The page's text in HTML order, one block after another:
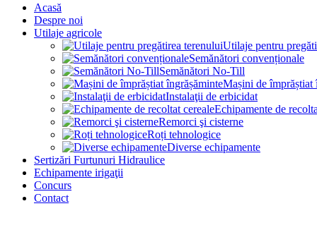
Acasă
Despre noi
Utilaje agricole
Utilaje pentru
Semănători convenționale
Semănători No-Till
Mașini de împrăștiat
Instalaţii de erbicidat
Echipamente de
Remorci şi cisterne
Roți tehnologice
Diverse echipamente
Sertizări Furtunuri Hidraulice
Echipamente irigaţii
Concurs
Contact